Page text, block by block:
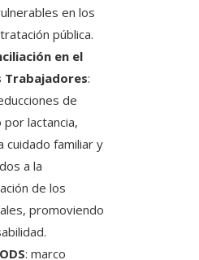
en los
pública.
en el
:
de
lactancia,
cuidado familiar y
a la
de los
promoviendo
: marco